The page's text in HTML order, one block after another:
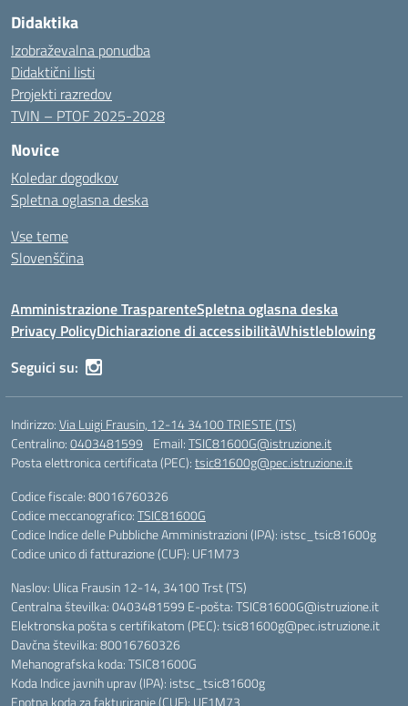
Didaktika
Izobraževalna ponudba
Didaktični listi
Projekti razredov
TVIN – PTOF 2025-2028
Novice
Koledar dogodkov
Spletna oglasna deska
Vse teme
Slovenščina
Amministrazione TrasparenteSpletna oglasna deska
Privacy PolicyDichiarazione di accessibilitàWhistleblowing
Seguici su:
Indirizzo:Via Luigi Frausin, 12-14 34100 TRIESTE (TS)
Centralino:0403481599 Email:TSIC81600G@istruzione.it
Posta elettronica certificata (PEC):tsic81600g@pec.istruzione.it
Codice fiscale: 80016760326
Codice meccanografico:TSIC81600G
Codice Indice delle Pubbliche Amministrazioni (IPA): istsc_tsic81600g
Codice unico di fatturazione (CUF): UF1M73
Naslov: Ulica Frausin 12-14, 34100 Trst (TS)
Centralna številka: 0403481599 E-pošta: TSIC81600G@istruzione.it
Elektronska pošta s certifikatom (PEC): tsic81600g@pec.istruzione.it
Davčna številka: 80016760326
Mehanografska koda: TSIC81600G
Koda Indice javnih uprav (IPA): istsc_tsic81600g
Enotna koda za fakturiranje (CUF): UF1M73